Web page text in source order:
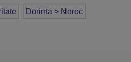
Dorinta > Noroc